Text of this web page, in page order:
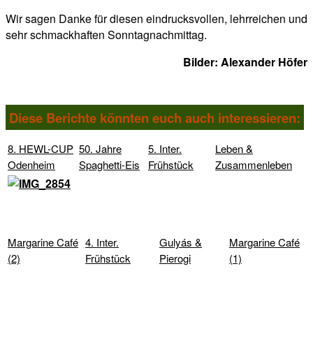
Wir sagen Danke für diesen eindrucksvollen, lehrreichen und
sehr schmackhaften Sonntagnachmittag.
Bilder: Alexander Höfer
Diese Berichte könnten euch auch interessieren:
8. HEWL-CUP
Odenheim
50. Jahre
Spaghetti-Eis
5. Inter.
Frühstück
Leben &
Zusammenleben
Margarine Café
(2)
4. Inter.
Frühstück
Gulyás &
Pierogi
Margarine Café
(1)